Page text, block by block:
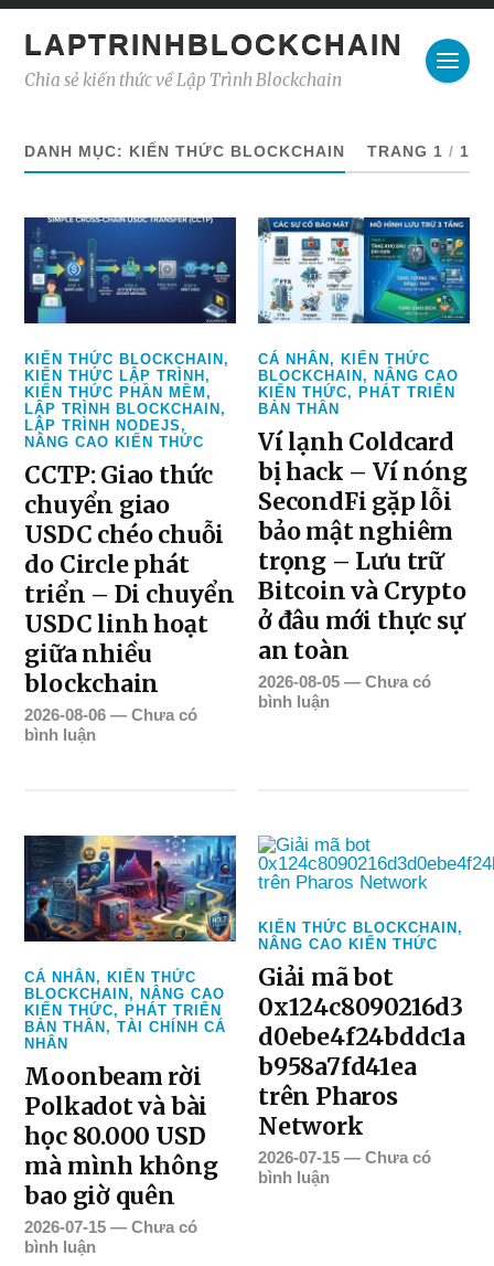
LAPTRINHBLOCKCHAIN
Chia sẻ kiến thức về Lập Trình Blockchain
DANH MỤC: KIẾN THỨC BLOCKCHAIN TRANG 1 / 1
KIẾN THỨC BLOCKCHAIN,
KIẾN THỨC LẬP TRÌNH,
KIẾN THỨC PHẦN MỀM,
LẬP TRÌNH BLOCKCHAIN,
LẬP TRÌNH NODEJS,
NÂNG CAO KIẾN THỨC
CCTP: Giao thức
chuyển giao
USDC chéo chuỗi
do Circle phát
triển – Di chuyển
USDC linh hoạt
giữa nhiều
blockchain
2026-08-06 —Chưa có
bình luận
CÁ NHÂN, KIẾN THỨC
BLOCKCHAIN, NÂNG CAO
KIẾN THỨC, PHÁT TRIỂN
BẢN THÂN
Ví lạnh Coldcard
bị hack – Ví nóng
SecondFi gặp lỗi
bảo mật nghiêm
trọng – Lưu trữ
Bitcoin và Crypto
ở đâu mới thực sự
an toàn
2026-08-05 —Chưa có
bình luận
CÁ NHÂN,KIẾN THỨC
BLOCKCHAIN,NÂNG CAO
KIẾN THỨC,PHÁT TRIỂN
BẢN THÂN,TÀI CHÍNH CÁ
NHÂN
Moonbeam rời
Polkadot và bài
học 80.000 USD
mà mình không
bao giờ quên
2026-07-15 —Chưa có
bình luận
KIẾN THỨC BLOCKCHAIN,
NÂNG CAO KIẾN THỨC
Giải mã bot
0x124c8090216d3
d0ebe4f24bddc1a
b958a7fd41ea
trên Pharos
Network
2026-07-15 —Chưa có
bình luận